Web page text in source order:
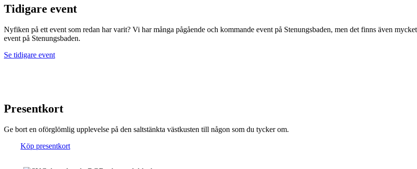
Tidigare event
Nyfiken på ett event som redan har varit? Vi har många pågående och kommande event på Stenungsbaden, men det finns även
event på Stenungsbaden.
Se tidigare event
Presentkort
Ge bort en oförglömlig upplevelse på den saltstänkta västkusten till någon som du tycker om.
Köp presentkort